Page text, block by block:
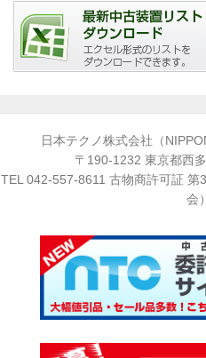
日本テクノ株式会社（
〒190-1232 東京都西
TEL 042-557-8611 古物商許可証 第
会）